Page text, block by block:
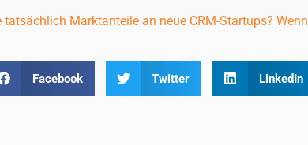
tatsächlich Marktanteile an neue CRM-Startups? Wenn
Facebook Twitter LinkedIn